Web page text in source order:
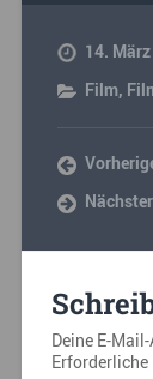
14.
Film,
Deine E-